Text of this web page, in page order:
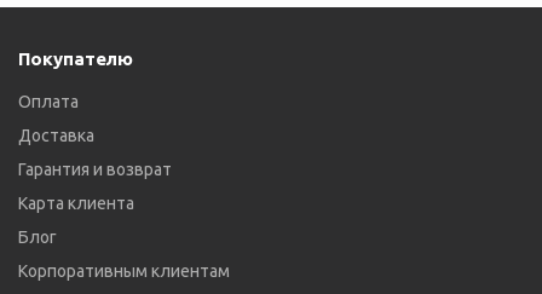
Покупателю
Оплата
Доставка
Гарантия и возврат
Карта клиента
Блог
Корпоративным клиентам